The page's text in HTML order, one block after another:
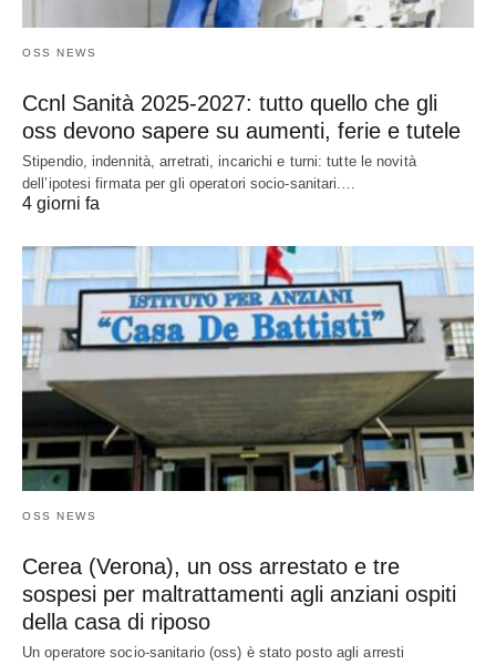
OSS NEWS
Ccnl Sanità 2025-2027: tutto quello che gli
oss devono sapere su aumenti, ferie e tutele
Stipendio, indennità, arretrati, incarichi e turni: tutte le novità
dell’ipotesi firmata per gli operatori socio-sanitari.…
4 giorni fa
OSS NEWS
Cerea (Verona), un oss arrestato e tre
sospesi per maltrattamenti agli anziani ospiti
della casa di riposo
Un operatore socio-sanitario (oss) è stato posto agli arresti